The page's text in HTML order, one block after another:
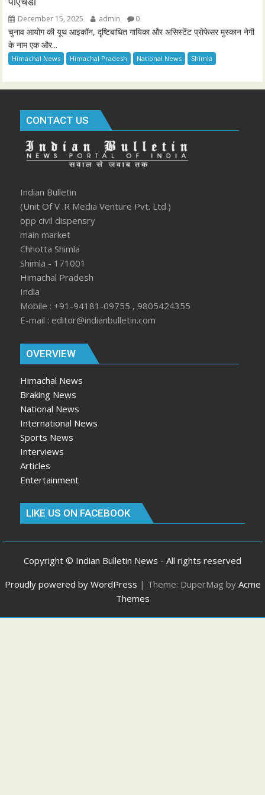
December 15, 2025 admin 0
चुनाव आयोग की यूथ आइकॉन, दृष्टिबाधित गायिका और असिस्टेंट प्रोफेसर मुस्कान नेगी
के नाम एक और...
Himachal News Himachal Pradesh National News Shimla
CONTACT US
Indian Bulletin
(Unit Of V .R Media Venture Pvt. Ltd.)
opp civil dispensry
main market
Chhotta Shimla
Shimla - 171001
Himachal Pradesh
India
Mobile : +91-94181-09755 , 9805424355
E-mail : editor@indianbulletin.com
OVERVIEW
Himachal News
Braking News
National News
International News
Sports News
Interviews
Articles
Entertainment
LIKE US ON FACEBOOK
Copyright © Indian Bulletin News - All rights reserved
Proudly powered by WordPress | Theme: DuperMag by Acme
Themes